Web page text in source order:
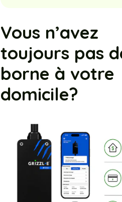
Vous n’avez
toujours pas
borne à votre
domicile?